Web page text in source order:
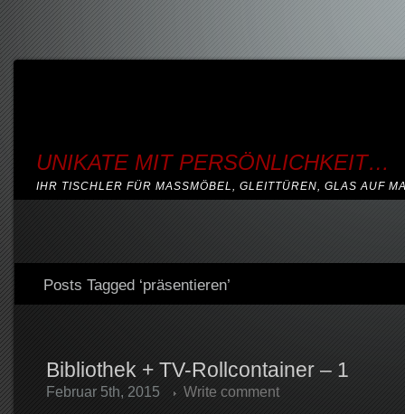
UNIKATE MIT PERSÖNLICHKEIT…
IHR TISCHLER FÜR MASSMÖBEL, GLEITTÜREN, GLAS AUF
Posts Tagged ‘präsentieren’
Bibliothek + TV-Rollcontainer – 1
Februar 5th, 2015 Write comment